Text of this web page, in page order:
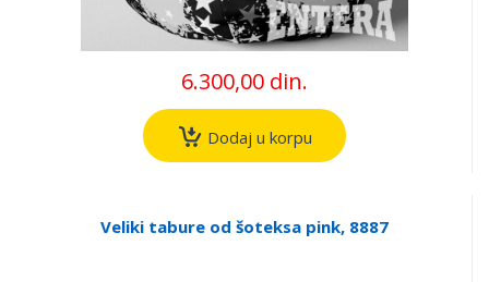
6.300,00 din.
Dodaj u korpu
Veliki tabure od šoteksa pink, 8887